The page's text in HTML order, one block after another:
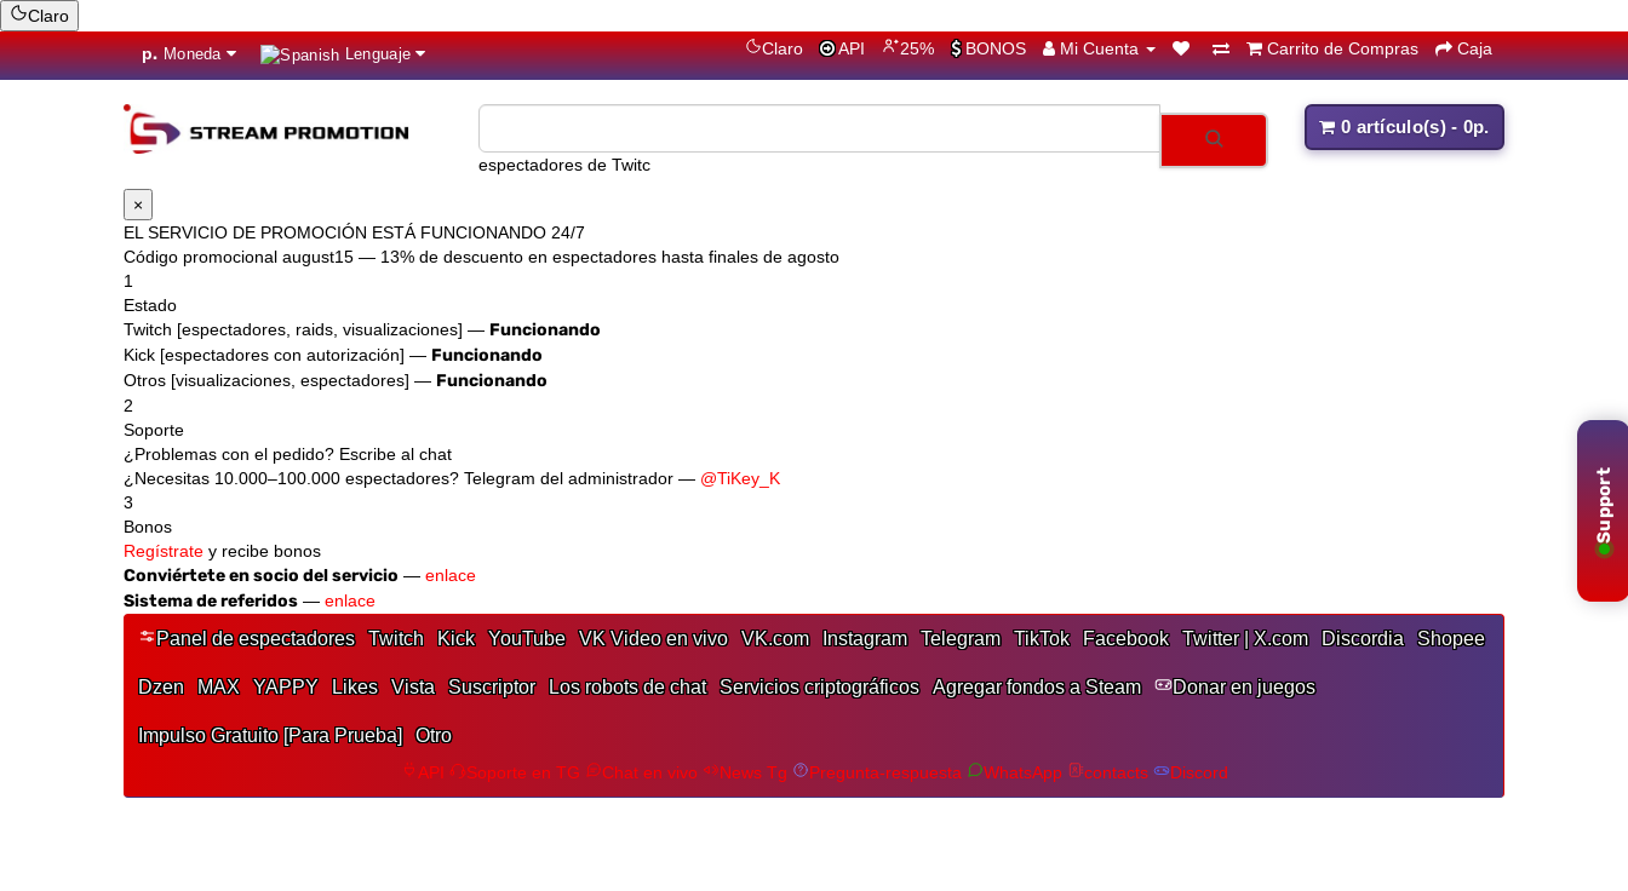
Claro
Support
р. Moneda Lenguaje Claro API 25% BONOS Mi Cuenta Carrito de Compras Caja
espectadores de Twitch
0 artículo(s) - 0р.
×
EL SERVICIO DE PROMOCIÓN ESTÁ FUNCIONANDO 24/7
Código promocional august15 — 13% de descuento en espectadores hasta finales de agosto
1
Estado
Twitch [espectadores, raids, visualizaciones] — Funcionando
Kick [espectadores con autorización] — Funcionando
Otros [visualizaciones, espectadores] — Funcionando
2
Soporte
¿Problemas con el pedido? Escribe al chat
¿Necesitas 10.000–100.000 espectadores? Telegram del administrador — @TiKey_K
3
Bonos
Regístrate y recibe bonos
Conviértete en socio del servicio — enlace
Sistema de referidos — enlace
Panel de espectadores Twitch Kick YouTube VK Video en vivo VK.com Instagram Telegram TikTok Facebook Twitter | X.com Discordia Shopee
Dzen MAX YAPPY Likes Vista Suscriptor Los robots de chat Servicios criptográficos Agregar fondos a Steam Donar en juegos
Impulso Gratuito [Para Prueba] Otro
API Soporte en TG Chat en vivo News Tg Pregunta-respuesta WhatsApp contacts Discord